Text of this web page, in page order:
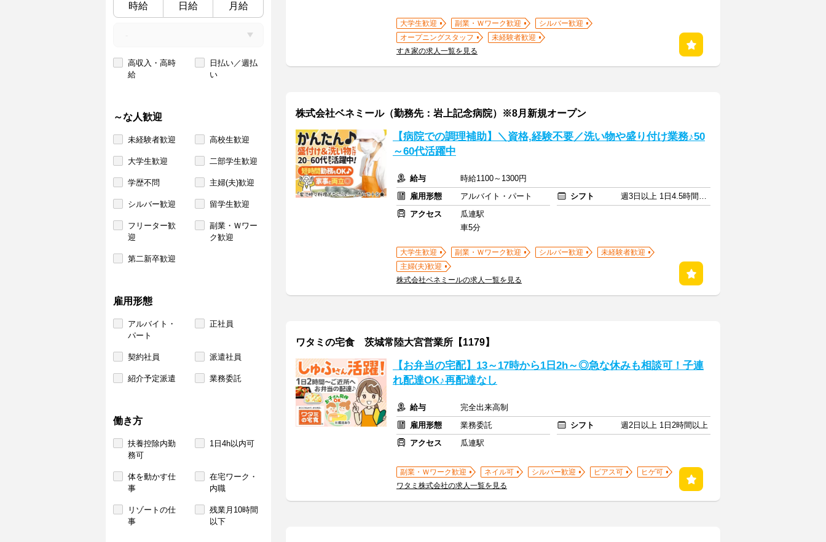
時給 日給 月給
高収入・高時
給
日払い／週払
い
～な人歓迎
未経験者歓迎 高校生歓迎
大学生歓迎 二部学生歓迎
学歴不問 主婦(夫)歓迎
シルバー歓迎 留学生歓迎
フリーター歓
迎
副業・Ｗワー
ク歓迎
第二新卒歓迎
雇用形態
アルバイト・
パート
正社員
契約社員 派遣社員
紹介予定派遣 業務委託
働き方
扶養控除内勤
務可
1日4h以内可
体を動かす仕
事
在宅ワーク・
内職
リゾートの仕
事
残業月10時間
以下
大学生歓迎 副業・Ｗワーク歓迎
シルバー歓迎
オープニングスタッフ
未経験者歓迎
すき家の求人一覧を見る
株式会社ベネミール（勤務先：岩上記念病院）※8月新規オープン
【病院での調理補助】＼資格,経験不要／洗い物や盛り付け業務♪50
～60代活躍中
給与
時給1100～1300円
雇用形態
アルバイト・パート シフト
週3日以上 1日4.5時間以上
アクセス
瓜連駅
車5分
大学生歓迎 副業・Ｗワーク歓迎 シルバー歓迎
未経験者歓迎
主婦(夫)歓迎
株式会社ベネミールの求人一覧を見る
ワタミの宅食 茨城常陸大宮営業所【1179】
【お弁当の宅配】13～17時から1日2h～◎急な休みも相談可！子連
れ配達OK♪再配達なし
給与
完全出来高制
雇用形態
業務委託 シフト
週2日以上 1日2時間以上
アクセス
瓜連駅
副業・Ｗワーク歓迎 ネイル可 シルバー歓迎 ピアス可
ヒゲ可
ワタミ株式会社の求人一覧を見る